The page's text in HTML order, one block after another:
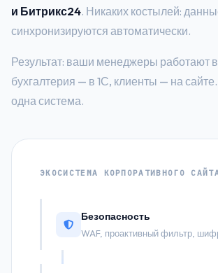
и Битрикс24. Никаких костылей:
синхронизируются автоматически.
Результат: ваши менеджеры работают в
бухгалтерия — в 1С, клиенты — на
одна система.
ЭКОСИСТЕМА КОРПОРАТИВНОГО
Безопасность
WAF, проактивный фильтр,